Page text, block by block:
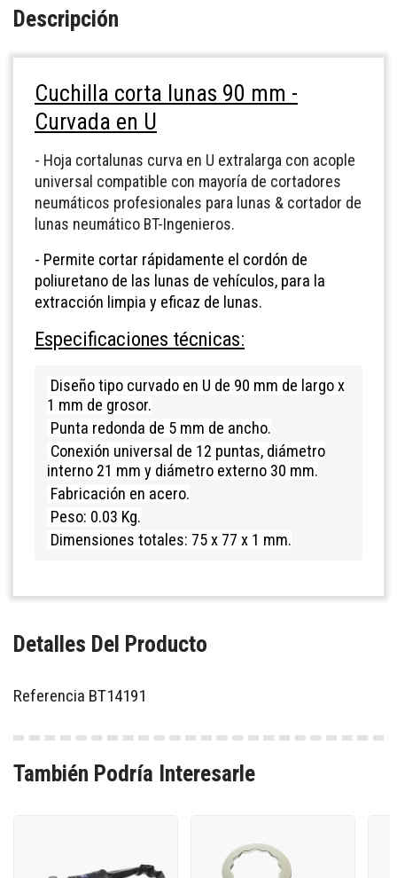
Descripción
Cuchilla corta lunas 90 mm -
Curvada en U
- Hoja cortalunas curva en U extralarga con acople
universal compatible con mayoría de cortadores
neumáticos profesionales para lunas & cortador de
lunas neumático BT-Ingenieros.
- Permite cortar rápidamente el cordón de
poliuretano de las lunas de vehículos, para la
extracción limpia y eficaz de lunas.
Especificaciones técnicas:
Diseño tipo curvado en U de 90 mm de largo x
1 mm de grosor.
Punta redonda de 5 mm de ancho.
Conexión universal de 12 puntas, diámetro
interno 21 mm y diámetro externo 30 mm.
Fabricación en acero.
Peso: 0.03 Kg.
Dimensiones totales: 75 x 77 x 1 mm.
Detalles Del Producto
Referencia BT14191
También Podría Interesarle